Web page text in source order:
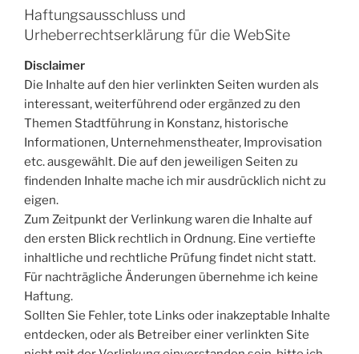
Haftungsausschluss und
Urheberrechtserklärung für die WebSite
Disclaimer
Die Inhalte auf den hier verlinkten Seiten wurden als
interessant, weiterführend oder ergänzed zu den
Themen Stadtführung in Konstanz, historische
Informationen, Unternehmenstheater, Improvisation
etc. ausgewählt. Die auf den jeweiligen Seiten zu
findenden Inhalte mache ich mir ausdrücklich nicht zu
eigen.
Zum Zeitpunkt der Verlinkung waren die Inhalte auf
den ersten Blick rechtlich in Ordnung. Eine vertiefte
inhaltliche und rechtliche Prüfung findet nicht statt.
Für nachträgliche Änderungen übernehme ich keine
Haftung.
Sollten Sie Fehler, tote Links oder inakzeptable Inhalte
entdecken, oder als Betreiber einer verlinkten Site